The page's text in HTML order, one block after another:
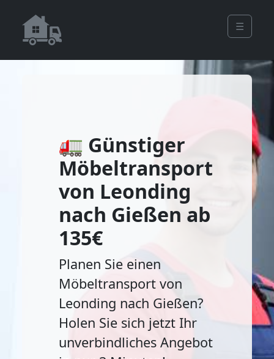
☰
🚛 Günstiger
Möbeltransport
von Leonding
nach Gießen ab
135€
Planen Sie einen
Möbeltransport von
Leonding nach Gießen?
Holen Sie sich jetzt Ihr
unverbindliches Angebot